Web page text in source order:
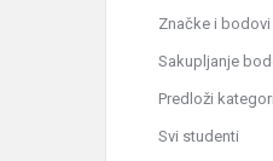
Značke i bodovi
Sakupljanje
Predloži
Svi studenti